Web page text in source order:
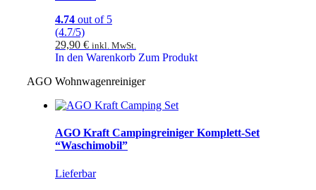
4.74 out of 5
(4.7/5)
29,90 € inkl. MwSt.
In den Warenkorb Zum Produkt
AGO Wohnwagenreiniger
AGO Kraft Campingreiniger Komplett-Set
“Waschimobil”
Lieferbar